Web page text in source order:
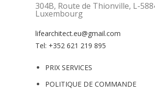
304B, Route de Thionville, L-
Luxembourg
lifearchitect.eu@gmail.com
Tel: +352 621 219 895
PRIX SERVICES
POLITIQUE DE COMMANDE